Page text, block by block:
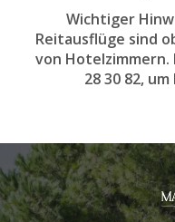
Wichtiger
Reitausflüge sind
von
28 30 82,